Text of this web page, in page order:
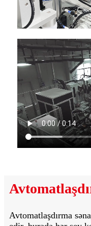
Avtomatlaşdırma